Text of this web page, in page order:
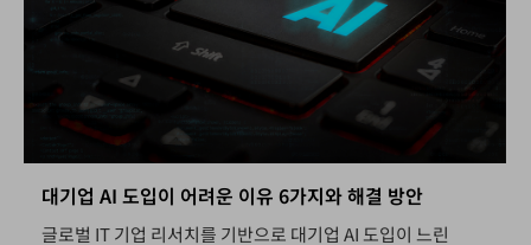
대기업 AI 도입이 어려운 이유 6가지와 해결 방안
글로벌 IT 기업 리서치를 기반으로 대기업 AI 도입이 느린